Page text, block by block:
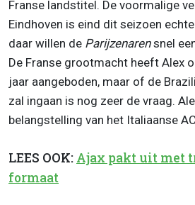
Franse landstitel. De voormalige
Eindhoven is eind dit seizoen
daar willen de Parijzenarensnel
De Franse grootmacht heeft Alex
jaar aangeboden, maar of de
zal ingaan is nog zeer de vraag.
belangstelling van het Italiaanse
LEES OOK: Ajax pakt uit met
formaat